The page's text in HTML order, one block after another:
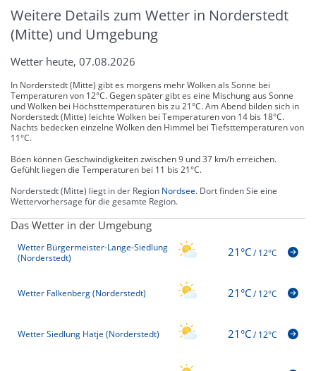
Weitere Details zum Wetter in Norderstedt
(Mitte) und Umgebung
Wetter heute, 07.08.2026
In Norderstedt (Mitte) gibt es morgens mehr Wolken als Sonne bei
Temperaturen von 12°C. Gegen später gibt es eine Mischung aus Sonne
und Wolken bei Höchsttemperaturen bis zu 21°C. Am Abend bilden sich in
Norderstedt (Mitte) leichte Wolken bei Temperaturen von 14 bis 18°C.
Nachts bedecken einzelne Wolken den Himmel bei Tiefsttemperaturen von
11°C.
Böen können Geschwindigkeiten zwischen 9 und 37 km/h erreichen.
Gefühlt liegen die Temperaturen bei 11 bis 21°C.
Norderstedt (Mitte) liegt in der Region Nordsee. Dort finden Sie eine
Wettervorhersage für die gesamte Region.
Das Wetter in der Umgebung
Wetter Bürgermeister-Lange-Siedlung
(Norderstedt)
21°C/12°C
Wetter Falkenberg (Norderstedt) 21°C/12°C
Wetter Siedlung Hatje (Norderstedt) 21°C/12°C